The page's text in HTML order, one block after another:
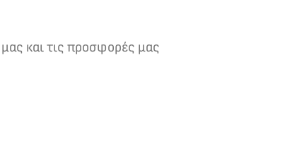
και τις προσφορές μας